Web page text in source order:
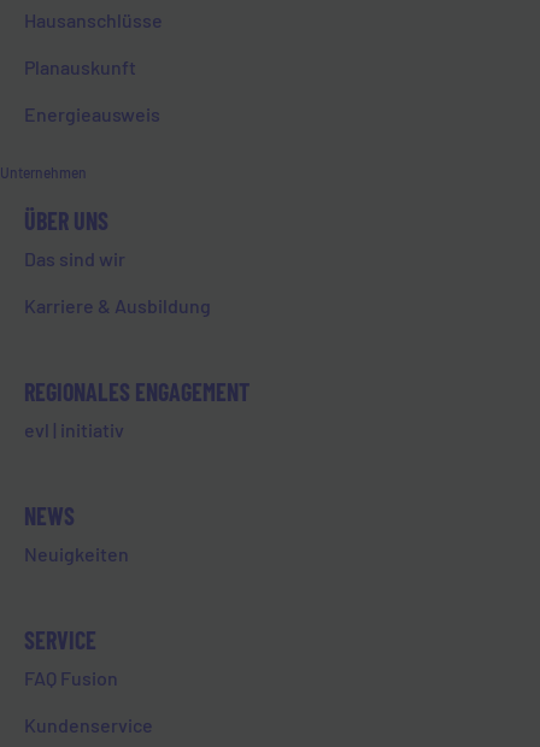
Hausanschlüsse
Planauskunft
Energieausweis
Unternehmen
ÜBER UNS
Das sind wir
Karriere & Ausbildung
REGIONALES ENGAGEMENT
evl | initiativ
NEWS
Neuigkeiten
SERVICE
FAQ Fusion
Kundenservice
GESCHÄFTSSTELLE
65549 Limburg
Öffnungszeiten
WERKStadt Limburg
Joseph-Schneider-Straße 1
Öffnungszeiten
Di & Do 9:00-12:00 Uhr & 12:30-16:00 Uhr
Jeden zweiten Samstag im Monat 10:00-13:00 Uhr